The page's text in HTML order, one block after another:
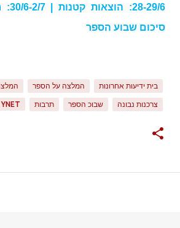
סיכום שבוע הספר
בית ידיעות אחרונות המלצה על הספר
צרכנות נבונה שבוכ הספר תרבות YNET